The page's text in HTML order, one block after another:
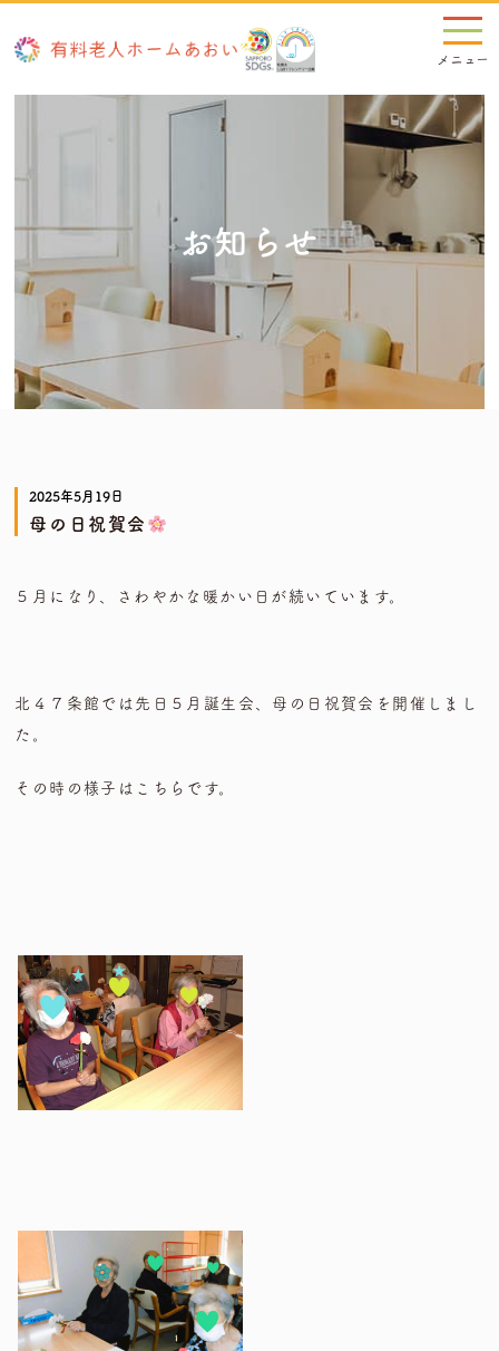
お知らせ
2025年5月19日
母の日祝賀会
５月になり、さわやかな暖かい日が続いています。
北４７条館では先日５月誕生会、母の日祝賀会を開催しまし
た。
その時の様子はこちらです。